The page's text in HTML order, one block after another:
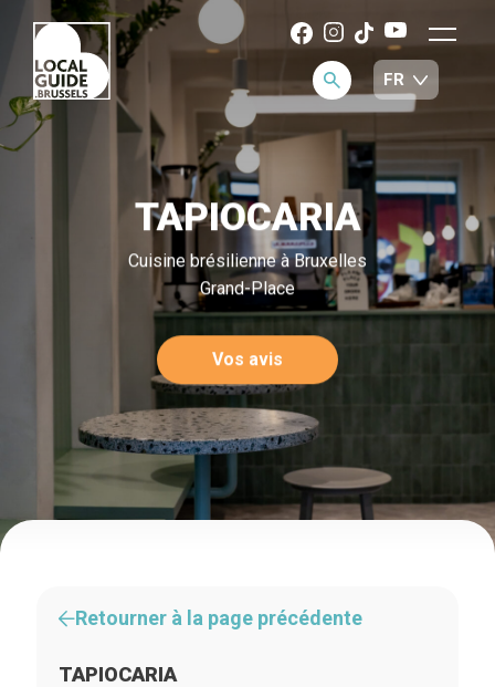
TAPIOCARIA
Cuisine brésilienne à Bruxelles
Grand-Place
Vos avis
Retourner à la page précédente
TAPIOCARIA